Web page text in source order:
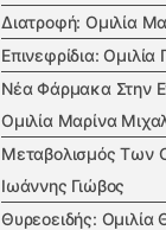
Διατροφή: Ομιλία
Επινεφρίδια:
Νέα Φάρμακα Στην
Ομιλία Μαρίνα
Μεταβολισμός Των
Ιωάννης Γιώβος
Θυρεοειδής: